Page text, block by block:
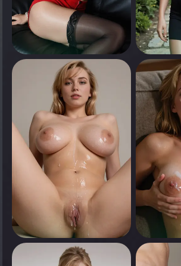
Appuyez pour voir
0
0